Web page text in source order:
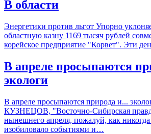
В области
Энергетики против льгот Упорно
областную казну 1169 тысяч рублей
корейское предприятие "Корвет". Эти
В апреле просыпаются
экологи
В апреле просыпаются природа и...
КУЗНЕЦОВ, "Восточно-Сибирская
нынешнего апреля, пожалуй, как
изобиловало событиями и…